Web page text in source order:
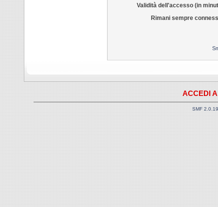
Validità dell'accesso (in
Rimani sempre
ACCEDI
SMF 2.0.19